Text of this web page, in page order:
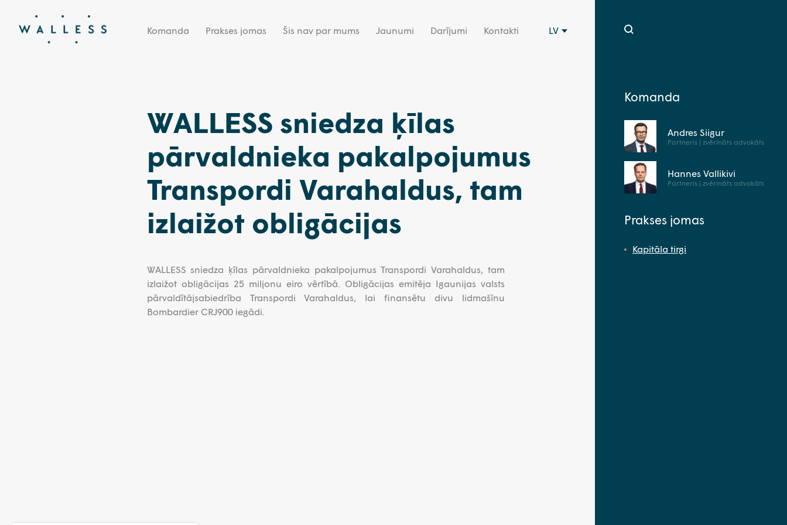
Komanda Prakses jomas Šis nav par mums Jaunumi Darījumi Kontakti LV
WALLESS sniedza ķīlas
pārvaldnieka pakalpojumus
Transpordi Varahaldus, tam
izlaižot obligācijas
WALLESS sniedza ķīlas pārvaldnieka pakalpojumus Transpordi Varahaldus, tam
izlaižot obligācijas 25 miljonu eiro vērtībā. Obligācijas emitēja Igaunijas valsts
pārvaldītājsabiedrība Transpordi Varahaldus, lai finansētu divu lidmašīnu
Bombardier CRJ900 iegādi.
Komanda
Andres Siigur
Partneris | zvērināts advokāts
Hannes Vallikivi
Partneris | zvērināts advokāts
Prakses jomas
Kapitāla tirgi